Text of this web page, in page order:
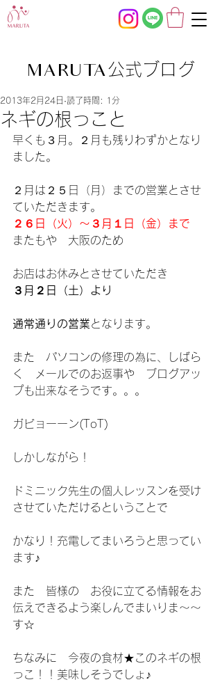
MARUTA公式ブログ
ネギの根っこと
2013年2月24日 読了時間: 1分
早くも３月。２月も残りわずかとなり
ました。
２月は２５日（月）までの営業とさせ
ていただきます。
２６日（火）～３月１日（金）まで
またもや　大阪のため
お店はお休みとさせていただき
３月２日（土）より
通常通りの営業となります。
また　パソコンの修理の為に、しばら
く　メールでのお返事や　ブログアッ
プも出来なそうです。。。
ガビョーーン(ToT)
しかしながら！
ドミニック先生の個人レッスンを受け
させていただけるということで
かなり！充電してまいろうと思ってい
ます♪
また　皆様の　お役に立てる情報をお
伝えできるよう楽しんでまいりま～～
す☆
ちなみに　今夜の食材★このネギの根
っこ！！美味しそうでしょ♪